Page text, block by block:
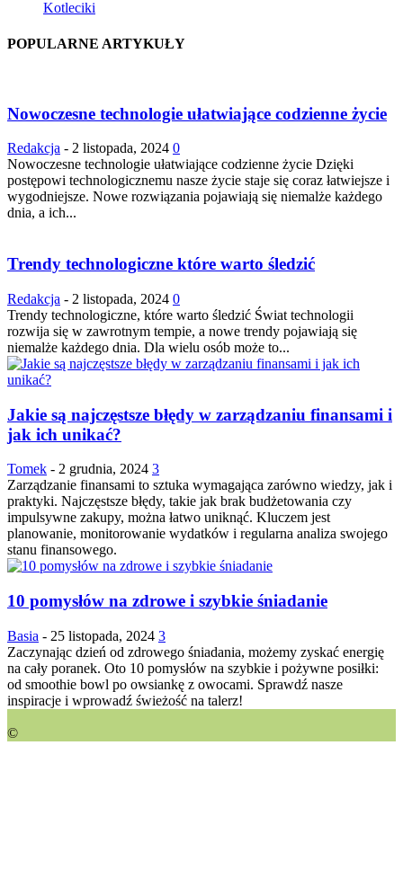
Kotleciki
POPULARNE ARTYKUŁY
Nowoczesne technologie ułatwiające codzienne życie
Redakcja - 2 listopada, 2024 0
Nowoczesne technologie ułatwiające codzienne życie Dzięki
postępowi technologicznemu nasze życie staje się coraz łatwiejsze i
wygodniejsze. Nowe rozwiązania pojawiają się niemalże każdego
dnia, a ich...
Trendy technologiczne które warto śledzić
Redakcja - 2 listopada, 2024 0
Trendy technologiczne, które warto śledzić Świat technologii
rozwija się w zawrotnym tempie, a nowe trendy pojawiają się
niemalże każdego dnia. Dla wielu osób może to...
Jakie są najczęstsze błędy w zarządzaniu finansami i
jak ich unikać?
Tomek - 2 grudnia, 2024 3
Zarządzanie finansami to sztuka wymagająca zarówno wiedzy, jak i
praktyki. Najczęstsze błędy, takie jak brak budżetowania czy
impulsywne zakupy, można łatwo uniknąć. Kluczem jest
planowanie, monitorowanie wydatków i regularna analiza swojego
stanu finansowego.
10 pomysłów na zdrowe i szybkie śniadanie
Basia - 25 listopada, 2024 3
Zaczynając dzień od zdrowego śniadania, możemy zyskać energię
na cały poranek. Oto 10 pomysłów na szybkie i pożywne posiłki:
od smoothie bowl po owsiankę z owocami. Sprawdź nasze
inspiracje i wprowadź świeżość na talerz!
©